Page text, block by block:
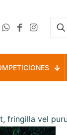
fringilla vel